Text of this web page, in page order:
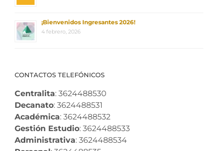
¡Bienvenidos Ingresantes 2026!
4 febrero, 2026
CONTACTOS TELEFÓNICOS
Centralita: 3624488530
Decanato: 3624488531
Académica: 3624488532
Gestión Estudio: 3624488533
Administrativa: 3624488534